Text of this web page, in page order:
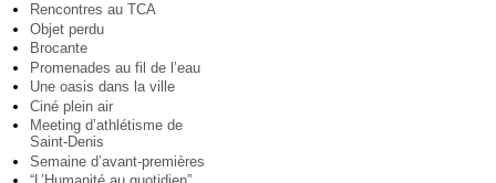
Rencontres au TCA
Objet perdu
Brocante
Promenades au fil de l’eau
Une oasis dans la ville
Ciné plein air
Meeting d’athlétisme de
Saint-Denis
Semaine d’avant-premières